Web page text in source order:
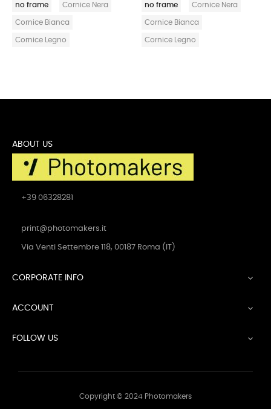
no frame Cornice Nera
Cornice Bianca
Cornice Legno
no frame Cornice Nera
Cornice Bianca
Cornice Legno
ABOUT US
+39 06328281
print@photomakers.it
Via Venti Settembre 118, 00187 Roma (IT)
CORPORATE INFO 
ACCOUNT 
FOLLOW US 
Copyright © 2024 Photomakers